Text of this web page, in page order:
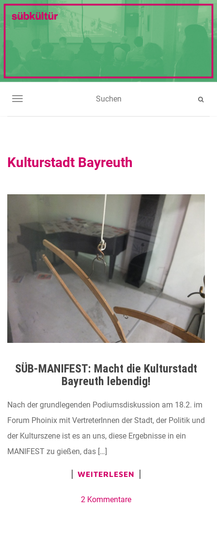
NAVIGATION UMSCHALTEN
Kulturstadt Bayreuth
SÜB-MANIFEST: Macht die Kulturstadt
Bayreuth lebendig!
Nach der grundlegenden Podiumsdiskussion am 18.2. im
Forum Phoinix mit VertreterInnen der Stadt, der Politik und
der Kulturszene ist es an uns, diese Ergebnisse in ein
MANIFEST zu gießen, das […]
WEITERLESEN
2 Kommentare